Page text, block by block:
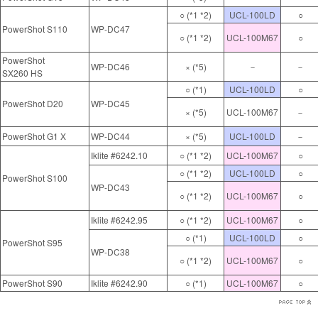
PowerShot S110 WP-DC47
○ (*1 *2) UCL-100LD
○
○ (*1 *2)
UCL-100M67
○
PowerShot
SX260 HS
WP-DC46 × (*5) － －
PowerShot D20 WP-DC45
○ (*1) UCL-100LD
○
× (*5)
UCL-100M67
－
PowerShot G1 X
WP-DC44 × (*5) UCL-100LD －
PowerShot S100
Iklite #6242.10 ○ (*1 *2) UCL-100M67 ○
WP-DC43
○ (*1 *2) UCL-100LD
○
○ (*1 *2)
UCL-100M67 ○
PowerShot S95
Iklite #6242.95 ○ (*1 *2) UCL-100M67 ○
WP-DC38
○ (*1) UCL-100LD
○
○ (*1 *2)
UCL-100M67
○
PowerShot S90
Iklite #6242.90 ○ (*1) UCL-100M67 ○